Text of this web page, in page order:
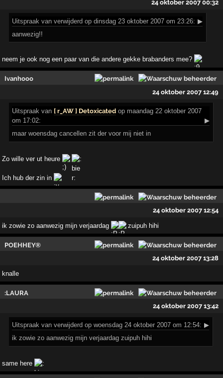
24 oktober 2007 00:32
Uitspraak van verwijderd op dinsdag 23 oktober 2007 om 23:26: ▶
aanwezig!!
neem je ook nog een paar van die andere gekke brabanders mee?
Ivanhooo
24 oktober 2007 12:49
Uitspraak van [ r_AW ] Detoxicated op maandag 22 oktober 2007
om 17:02:
▶
maar woensdag cancellen zit der voor mij niet in
Zo wille ver ut heure
Ich hub der zin in
24 oktober 2007 12:54
ik zowie zo aanwezig mijn verjaardag zuipuh hihi
POEHHEY®
24 oktober 2007 13:28
knalle
:LAURA
24 oktober 2007 13:42
Uitspraak van verwijderd op woensdag 24 oktober 2007 om 12:54: ▶
ik zowie zo aanwezig mijn verjaardag zuipuh hihi
same here